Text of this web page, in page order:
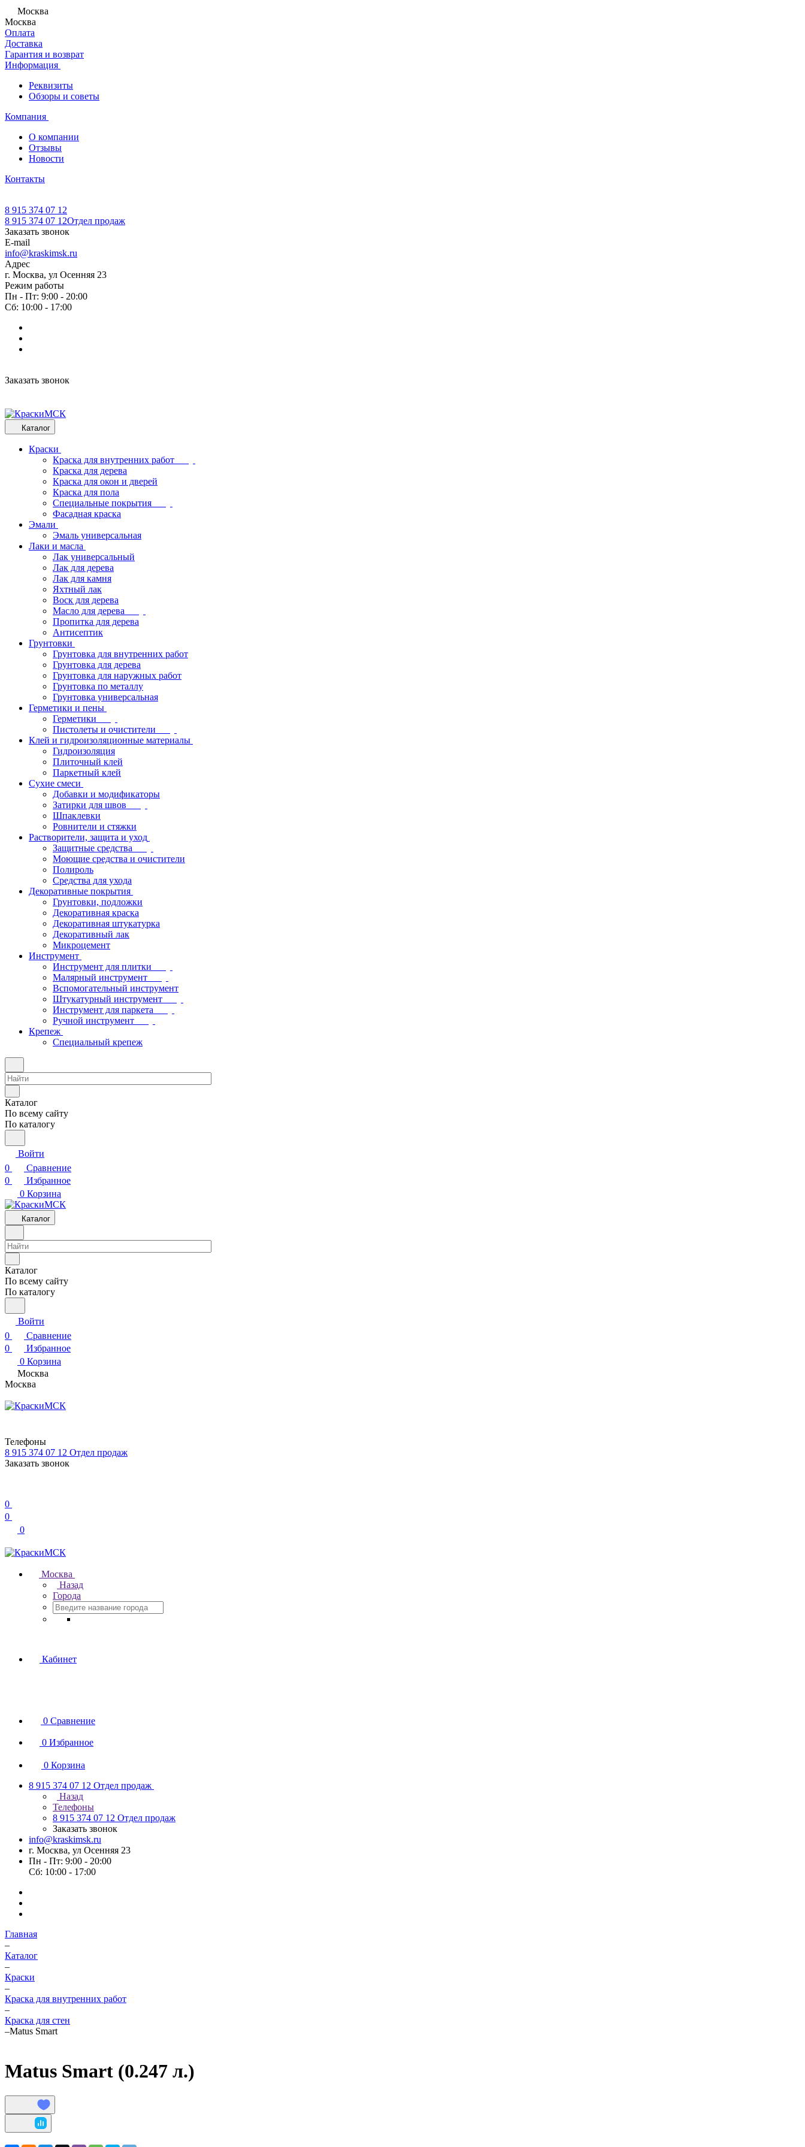
Москва
Москва
Оплата
Доставка
Гарантия и возврат
Информация
Реквизиты
Обзоры и советы
Компания
О компании
Отзывы
Новости
Контакты
8 915 374 07 12
8 915 374 07 12Отдел продаж
Заказать звонок
E-mail
info@kraskimsk.ru
Адрес
г. Москва, ул Осенняя 23
Режим работы
Пн - Пт: 9:00 - 20:00
Сб: 10:00 - 17:00
Заказать звонок
Каталог
Краски
Краска для внутренних работ
Краска для дерева
Краска для окон и дверей
Краска для пола
Специальные покрытия
Фасадная краска
Эмали
Эмаль универсальная
Лаки и масла
Лак универсальный
Лак для дерева
Лак для камня
Яхтный лак
Воск для дерева
Масло для дерева
Пропитка для дерева
Антисептик
Грунтовки
Грунтовка для внутренних работ
Грунтовка для дерева
Грунтовка для наружных работ
Грунтовка по металлу
Грунтовка универсальная
Герметики и пены
Герметики
Пистолеты и очистители
Клей и гидроизоляционные материалы
Гидроизоляция
Плиточный клей
Паркетный клей
Сухие смеси
Добавки и модификаторы
Затирки для швов
Шпаклевки
Ровнители и стяжки
Растворители, защита и уход
Защитные средства
Моющие средства и очистители
Полироль
Средства для ухода
Декоративные покрытия
Грунтовки, подложки
Декоративная краска
Декоративная штукатурка
Декоративный лак
Микроцемент
Инструмент
Инструмент для плитки
Малярный инструмент
Вспомогательный инструмент
Штукатурный инструмент
Инструмент для паркета
Ручной инструмент
Крепеж
Специальный крепеж
Каталог
По всему сайту
По каталогу
Войти
0
Сравнение
0
Избранное
0 Корзина
Каталог
Каталог
По всему сайту
По каталогу
Войти
0
Сравнение
0
Избранное
0 Корзина
Москва
Москва
Телефоны
8 915 374 07 12 Отдел продаж
Заказать звонок
0
0
0
Москва
Назад
Города
Кабинет
0 Сравнение
0 Избранное
0 Корзина
8 915 374 07 12 Отдел продаж
Назад
Телефоны
8 915 374 07 12 Отдел продаж
Заказать звонок
info@kraskimsk.ru
г. Москва, ул Осенняя 23
Пн - Пт: 9:00 - 20:00
Сб: 10:00 - 17:00
Главная
–
Каталог
–
Краски
–
Краска для внутренних работ
–
Краска для стен
–Matus Smart
Matus Smart (0.247 л.)